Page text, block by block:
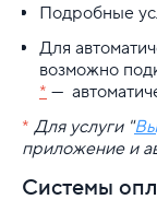
Подробные
Для
возможно
* —
* Для услуги "
приложение и
Системы